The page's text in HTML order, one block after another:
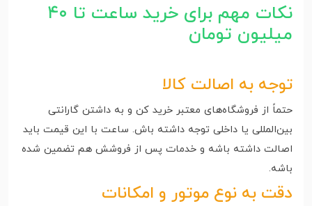
نکات مهم برای خرید ساعت تا ۴۰
میلیون تومان
توجه به اصالت کالا
حتماً از فروشگاه‌های معتبر خرید کن و به داشتن گارانتی
بین‌المللی یا داخلی توجه داشته باش. ساعت با این قیمت باید
اصالت داشته باشه و خدمات پس از فروشش هم تضمین شده
باشه.
دقت به نوع موتور و امکانات